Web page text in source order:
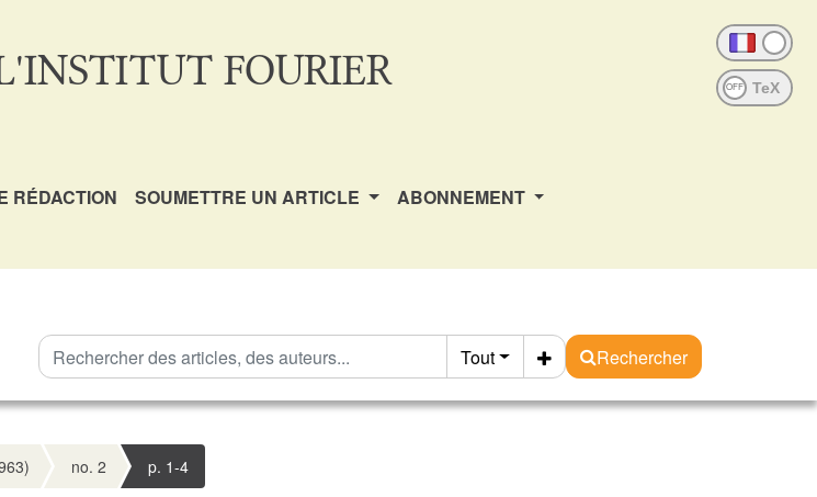
FOURIER OFF
RÉDACTION SOUMETTRE UN ARTICLE ABONNEMENT
Tout
Rechercher
no. 2 p. 1-4